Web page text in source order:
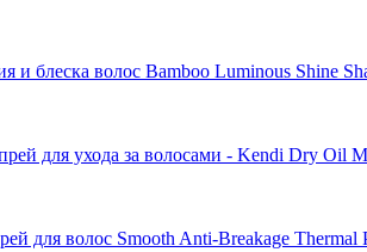
и блеска волос Bamboo Luminous Shine
для ухода за волосами - Kendi Dry Oil
для волос Smooth Anti-Breakage Thermal